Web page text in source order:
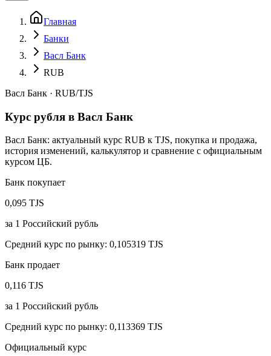
Главная
Банки
Васл Банк
RUB
Васл Банк · RUB/TJS
Курс рубля в Васл Банк
Васл Банк: актуальный курс RUB к TJS, покупка и продажа,
история изменений, калькулятор и сравнение с официальным
курсом ЦБ.
Банк покупает
0,095 TJS
за 1 Российский рубль
Средний курс по рынку: 0,105319 TJS
Банк продает
0,116 TJS
за 1 Российский рубль
Средний курс по рынку: 0,113369 TJS
Официальный курс